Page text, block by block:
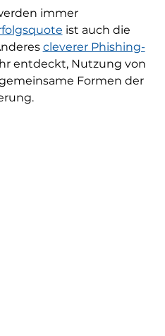
immer
ist auch die
cleverer Phishing-
entdeckt, Nutzung von
Formen der